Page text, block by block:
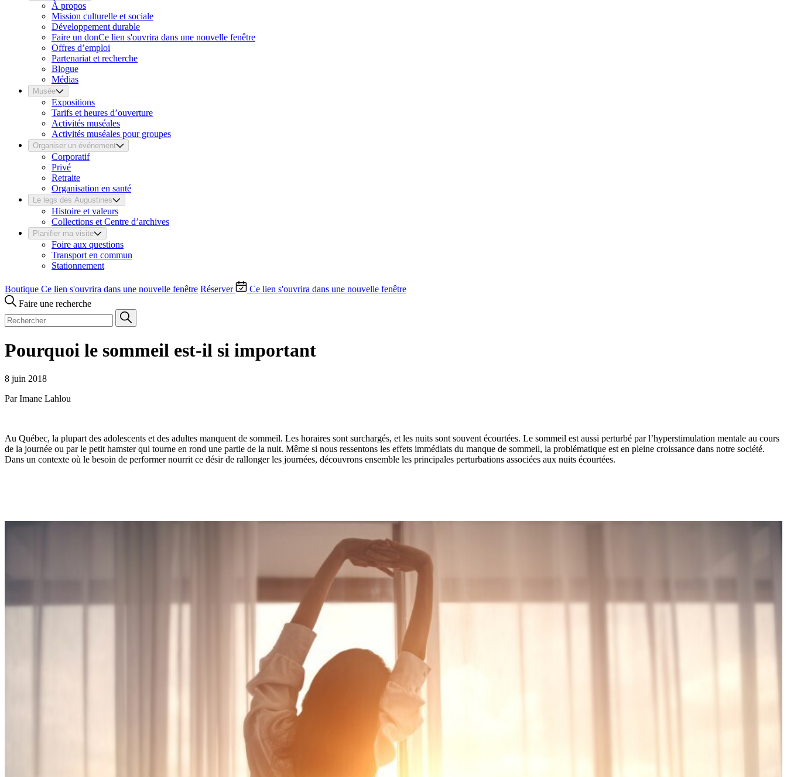
À propos
Mission culturelle et sociale
Développement durable
Faire un donCe lien s'ouvrira dans une nouvelle fenêtre
Offres d’emploi
Partenariat et recherche
Blogue
Médias
Musée
Expositions
Tarifs et heures d’ouverture
Activités muséales
Activités muséales pour groupes
Organiser un événement
Corporatif
Privé
Retraite
Organisation en santé
Le legs des Augustines
Histoire et valeurs
Collections et Centre d’archives
Planifier ma visite
Foire aux questions
Transport en commun
Stationnement
Boutique Ce lien s'ouvrira dans une nouvelle fenêtre Réserver
Ce lien s'ouvrira dans une nouvelle fenêtre
Faire une recherche
Pourquoi le sommeil est-il si important
8 juin 2018
Par Imane Lahlou
Au Québec, la plupart des adolescents et des adultes manquent de sommeil. Les horaires sont surchargés, et les nuits sont souvent écourtées. Le sommeil est aussi perturbé par l’hyperstimulation mentale au cours
de la journée ou par le petit hamster qui tourne en rond une partie de la nuit. Même si nous ressentons les effets immédiats du manque de sommeil, la problématique est en pleine croissance dans notre société.
Dans un contexte où le besoin de performer nourrit ce désir de rallonger les journées, découvrons ensemble les principales perturbations associées aux nuits écourtées.